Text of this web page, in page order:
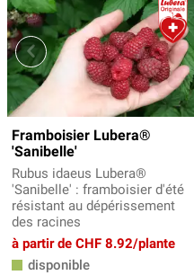
Framboisier Lubera®
'Sanibelle'
Rubus idaeus Lubera®
'Sanibelle' : framboisier d'été
résistant au dépérissement
des racines
à partir de CHF 8.92/plante
disponible